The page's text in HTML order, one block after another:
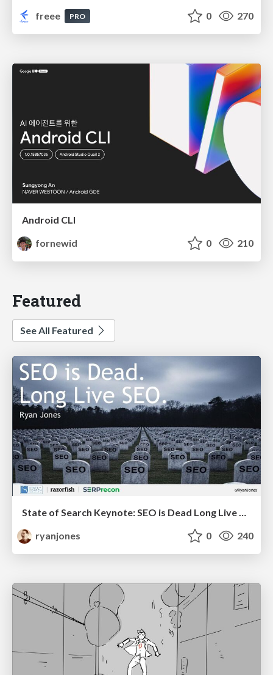
freee
PRO 0 270
Android CLI
fornewid
0 210
Featured
See All Featured
State of Search Keynote: SEO is Dead Long Live SEO
ryanjones
0 240